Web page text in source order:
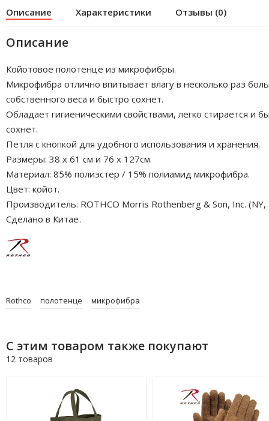
Описание Характеристики Отзывы (0)
Описание
Койотовое полотенце из микрофибры.
Микрофибра отлично впитывает влагу в несколько раз
собственного веса и быстро сохнет.
Обладает гигиеническими свойствами, легко стирается и
сохнет.
Петля с кнопкой для удобного использования и хранения.
Размеры: 38 x 61 см и 76 х 127см.
Материал: 85% полиэстер / 15% полиамид микрофибра.
Цвет: койот.
Производитель: ROTHCO Morris Rothenberg & Son, Inc. (NY,
Сделано в Китае.
Rothco полотенце микрофибра
С этим товаром также покупают
12 товаров